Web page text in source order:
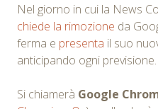
Nel giorno in cui la News
chiede la rimozione da
ferma e presenta il suo
anticipando ogni previsione.
Si chiamerà Google